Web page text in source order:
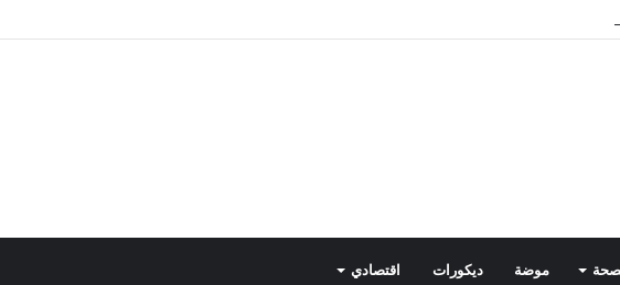
الشرب بالجيزة: قطع المياه عن عدد من المناطق بالهرم
موضة ديكورات اقتصادي